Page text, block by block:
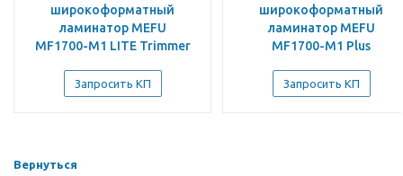
широкоформатный
ламинатор MEFU
MF1700-M1 LITE Trimmer
Запросить КП
широкоформатный
ламинатор MEFU
MF1700-M1 Plus
Запросить КП
Вернуться